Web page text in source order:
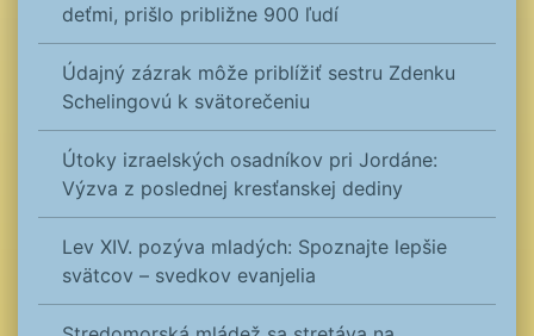
deťmi, prišlo približne 900 ľudí
Údajný zázrak môže priblížiť sestru Zdenku
Schelingovú k svätorečeniu
Útoky izraelských osadníkov pri Jordáne:
Výzva z poslednej kresťanskej dediny
Lev XIV. pozýva mladých: Spoznajte lepšie
svätcov – svedkov evanjelia